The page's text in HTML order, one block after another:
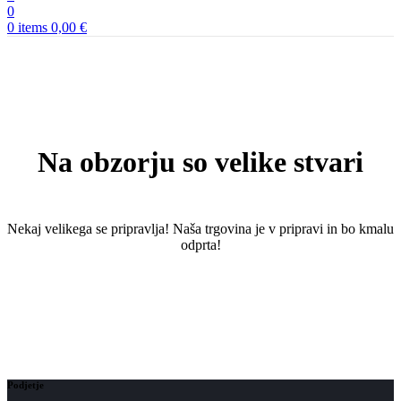
0
0 items 0,00 €
Na obzorju so velike stvari
Nekaj ​​velikega se pripravlja! Naša trgovina je v pripravi in ​​bo kmalu
odprta!
Podjetje